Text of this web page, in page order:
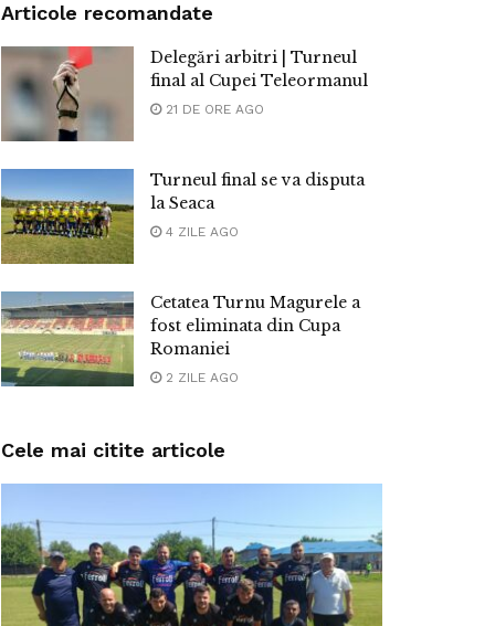
Articole recomandate
Delegări arbitri | Turneul
final al Cupei Teleormanul
21 DE ORE AGO
Turneul final se va disputa
la Seaca
4 ZILE AGO
Cetatea Turnu Magurele a
fost eliminata din Cupa
Romaniei
2 ZILE AGO
Cele mai citite articole